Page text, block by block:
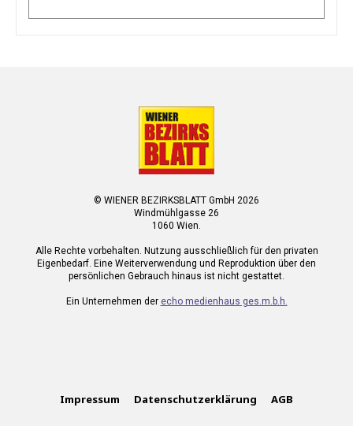
© WIENER BEZIRKSBLATT GmbH 2026
Windmühlgasse 26
1060 Wien.
Alle Rechte vorbehalten. Nutzung ausschließlich für den privaten
Eigenbedarf. Eine Weiterverwendung und Reproduktion über den
persönlichen Gebrauch hinaus ist nicht gestattet.
Ein Unternehmen der echo medienhaus ges.m.b.h.
Impressum Datenschutzerklärung AGB